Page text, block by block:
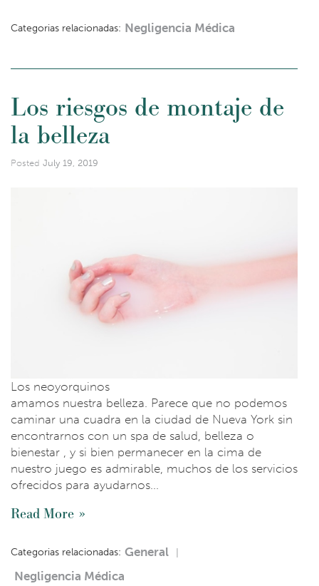
Categorias relacionadas: Negligencia Médica
Los riesgos de montaje de
la belleza
Posted July 19, 2019
Los neoyorquinos
amamos nuestra belleza. Parece que no podemos
caminar una cuadra en la ciudad de Nueva York sin
encontrarnos con un spa de salud, belleza o
bienestar , y si bien permanecer en la cima de
nuestro juego es admirable, muchos de los servicios
ofrecidos para ayudarnos...
Read More
Categorias relacionadas: General
Negligencia Médica